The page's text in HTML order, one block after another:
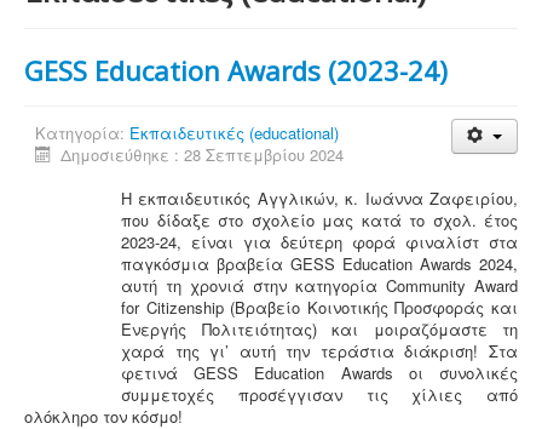
GESS Education Awards (2023-24)
Κατηγορία: Εκπαιδευτικές (educational)
Δημοσιεύθηκε : 28 Σεπτεμβρίου 2024
Η εκπαιδευτικός Αγγλικών, κ. Ιωάννα Ζαφειρίου,
που δίδαξε στο σχολείο μας κατά το σχολ. έτος
2023-24, είναι για δεύτερη φορά φιναλίστ στα
παγκόσμια βραβεία GESS Education Awards 2024,
αυτή τη χρονιά στην κατηγορία Community Award
for Citizenship (Βραβείο Κοινοτικής Προσφοράς και
Ενεργής Πολιτειότητας) και μοιραζόμαστε τη
χαρά της γι’ αυτή την τεράστια διάκριση! Στα
φετινά GESS Education Awards οι συνολικές
συμμετοχές προσέγγισαν τις χίλιες από
ολόκληρο τον κόσμο!